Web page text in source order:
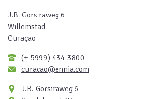
J.B. Gorsiraweg 6
Willemstad
Curaçao
(+ 5999) 434 3800
curacao@ennia.com
J.B. Gorsiraweg 6